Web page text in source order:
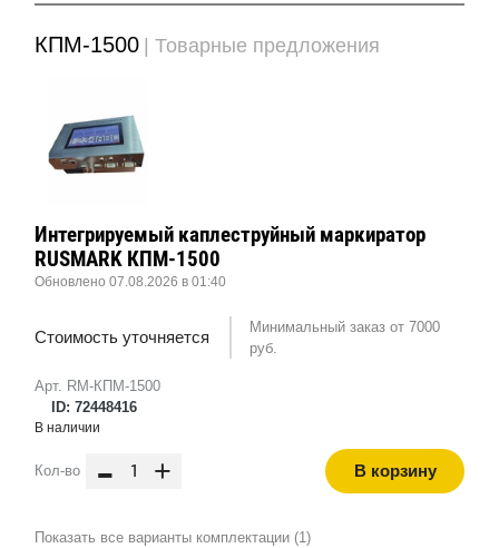
КПМ-1500 | Товарные предложения
Арт. RM-КПМ-1500
ID: 72448416
Интегрируемый каплеструйный маркиратор
RUSMARK КПМ-1500
Обновлено 07.08.2026 в 01:40
Стоимость уточняется
Минимальный заказ от 7000
руб.
В наличии
Кол-во - + В корзину
Показать все варианты комплектации (1)